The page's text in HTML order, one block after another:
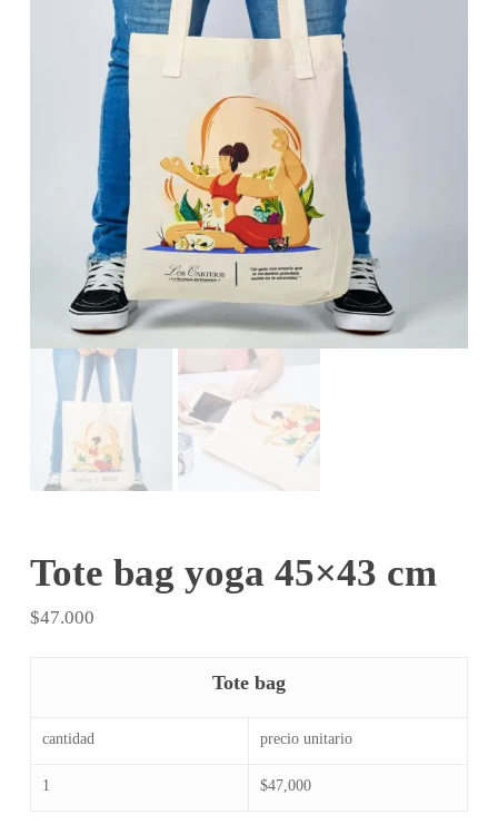
Tote bag yoga 45×43 cm
$47.000
Tote bag
cantidad precio unitario
1 $47,000